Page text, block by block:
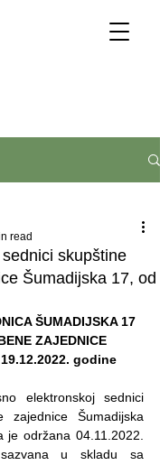
skupštine
Šumadijska 17, od
read
ŠUMADIJSKA 17
ZAJEDNICE
godine
elektronskoj sednici
zajednice Šumadijska
održana 04.11.2022.
u skladu sa